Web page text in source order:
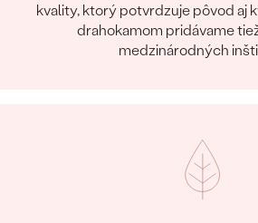
kvality, ktorý potvrdzuje pôvod aj
drahokamom pridávame
medzinárodných